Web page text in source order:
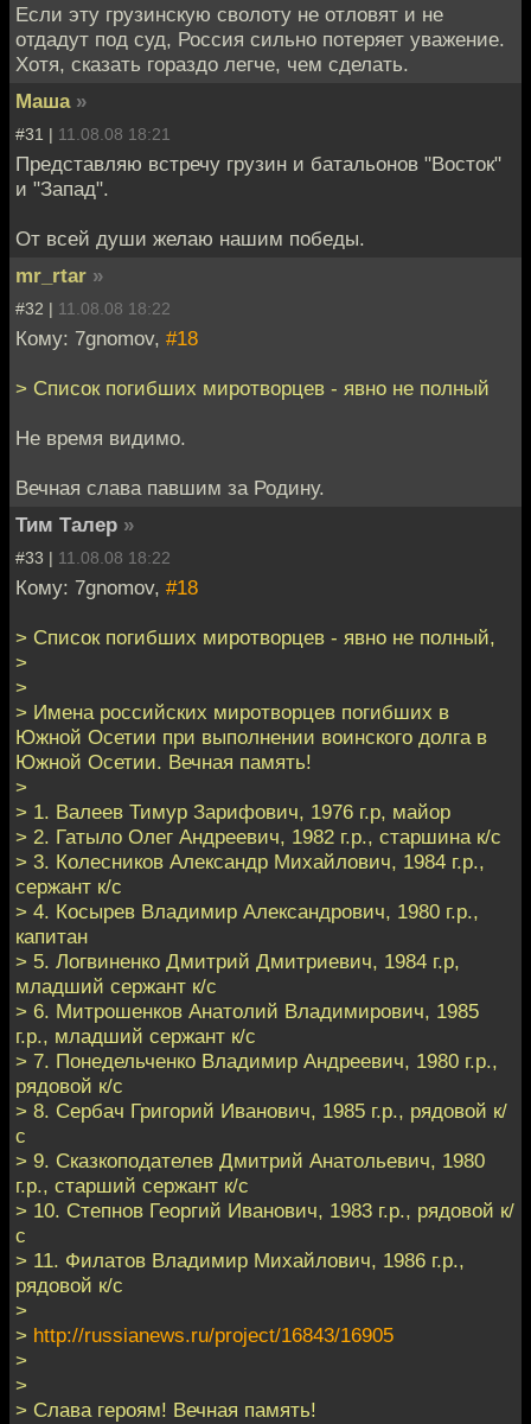
Если эту грузинскую сволоту не отловят и не
отдадут под суд, Россия сильно потеряет уважение.
Хотя, сказать гораздо легче, чем сделать.
Маша »
#31 | 11.08.08 18:21
Представляю встречу грузин и батальонов "Восток"
и "Запад".
От всей души желаю нашим победы.
mr_rtar »
#32 | 11.08.08 18:22
Кому: 7gnomov, #18
> Список погибших миротворцев - явно не полный
Не время видимо.
Вечная слава павшим за Родину.
Тим Талер »
#33 | 11.08.08 18:22
Кому: 7gnomov, #18
> Список погибших миротворцев - явно не полный,
>
>
> Имена российских миротворцев погибших в
Южной Осетии при выполнении воинского долга в
Южной Осетии. Вечная память!
>
> 1. Валеев Тимур Зарифович, 1976 г.р, майор
> 2. Гатыло Олег Андреевич, 1982 г.р., старшина к/с
> 3. Колесников Александр Михайлович, 1984 г.р.,
сержант к/с
> 4. Косырев Владимир Александрович, 1980 г.р.,
капитан
> 5. Логвиненко Дмитрий Дмитриевич, 1984 г.р,
младший сержант к/с
> 6. Митрошенков Анатолий Владимирович, 1985
г.р., младший сержант к/с
> 7. Понедельченко Владимир Андреевич, 1980 г.р.,
рядовой к/с
> 8. Сербач Григорий Иванович, 1985 г.р., рядовой к/
с
> 9. Сказкоподателев Дмитрий Анатольевич, 1980
г.р., старший сержант к/с
> 10. Степнов Георгий Иванович, 1983 г.р., рядовой к/
с
> 11. Филатов Владимир Михайлович, 1986 г.р.,
рядовой к/с
>
> http://russianews.ru/project/16843/16905
>
>
> Слава героям! Вечная память!